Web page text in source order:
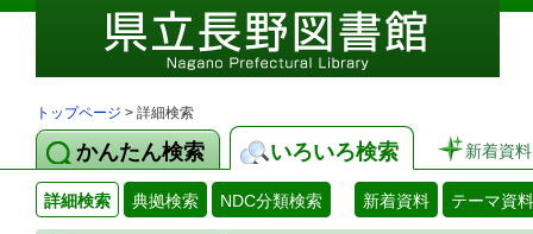
トップページ > 詳細検索
かんたん検索 いろいろ検索 新着資料
詳細検索 典拠検索 NDC分類検索 新着資料 テーマ資料